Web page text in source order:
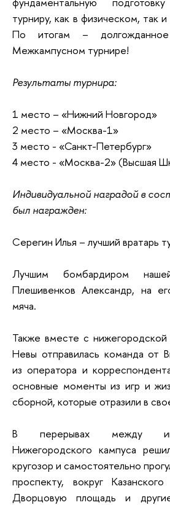
турниру, как в физическом, так
По итогам –
Межкампусном турнире!
Результаты турнира:
1 место – «Нижний Новгород»
2 место – «Москва-1»
3 место - «Санкт-Петербург»
4 место - «Москва-2» (Высшая
Индивидуальной наградой в
был награжден:
Серегин Илья – лучший вратарь
Лучшим бомбардиром
Плешивенков Александр, на
мяча.
Также вместе с
Невы отправилась команда от
из оператора и
основные моменты из игр и
сборной, которые отразили в
В перерывах между
Нижегородского кампуса
кругозор и самостоятельно
проспекту, вокруг
Дворцовую площадь и